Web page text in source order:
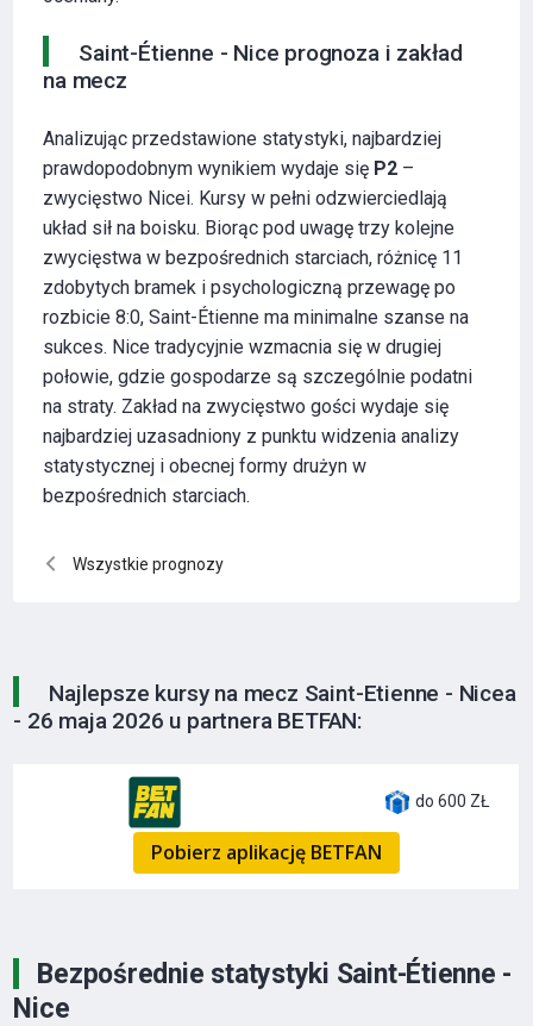
Saint-Étienne - Nice prognoza i zakład
na mecz
Analizując przedstawione statystyki, najbardziej
prawdopodobnym wynikiem wydaje się P2 –
zwycięstwo Nicei. Kursy w pełni odzwierciedlają
układ sił na boisku. Biorąc pod uwagę trzy kolejne
zwycięstwa w bezpośrednich starciach, różnicę 11
zdobytych bramek i psychologiczną przewagę po
rozbicie 8:0, Saint-Étienne ma minimalne szanse na
sukces. Nice tradycyjnie wzmacnia się w drugiej
połowie, gdzie gospodarze są szczególnie podatni
na straty. Zakład na zwycięstwo gości wydaje się
najbardziej uzasadniony z punktu widzenia analizy
statystycznej i obecnej formy drużyn w
bezpośrednich starciach.
Wszystkie prognozy
Najlepsze kursy na mecz Saint-Etienne - Nicea
- 26 maja 2026 u partnera BETFAN:
do 600 ZŁ
Pobierz aplikację BETFAN
Bezpośrednie statystyki Saint-Étienne -
Nice